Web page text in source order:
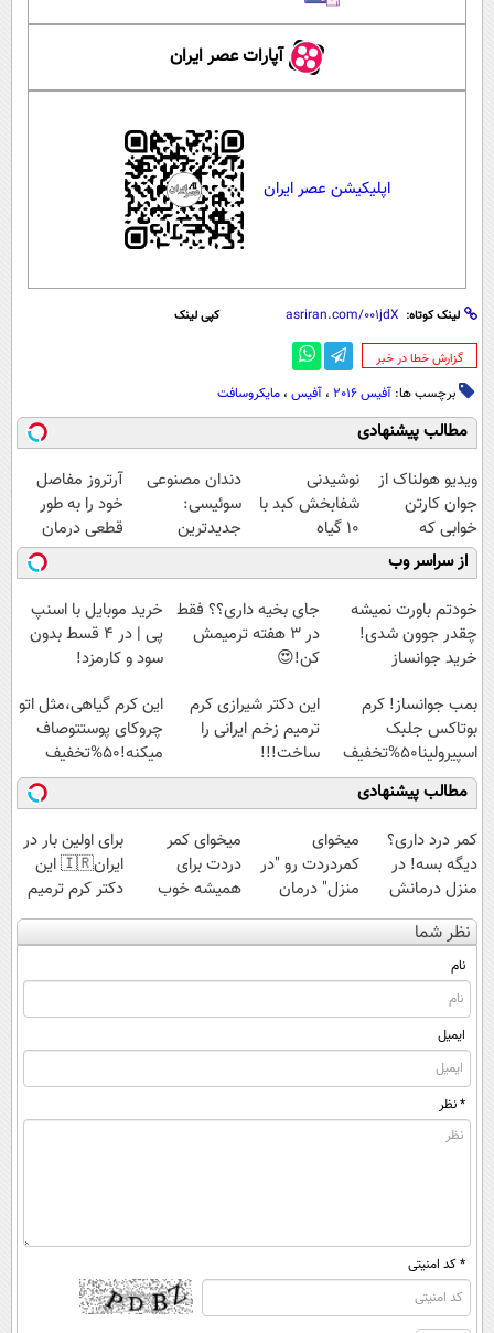
آپارات عصر ایران
اپلیکیشن عصر ایران
لینک کوتاه: کپی لینک
‌گزارش خطا در خبر
برچسب ها: آفیس 2016 ، آفیس ، مایکروسافت
مطالب پیشنهادی
ویدیو هولناک از
جوان کارتن
خوابی که
میلیاردر شد.
آموزش رایگان
نوشیدنی
شفابخش کبد با
10 گیاه
موثر(تخفیف تا
امشب)
دندان مصنوعی
سوئیسی:
جدیدترین
فناوری اروپا،
سبک و مقاوم |
پرداخت قسطی
آرتروز مفاصل
خود را به طور
قطعی درمان
کنید!
◗پرسش‌نامه◖
از سراسر وب
خودتم باورت نمیشه
چقدر جوون شدی!
خرید جوانساز
ویژه
جای بخیه داری؟؟ فقط
در 3 هفته ترمیمش
کن!😍
خرید موبایل با اسنپ
پی | در ۴ قسط بدون
سود و کارمزد!
بمب جوانساز! کرم
بوتاکس جلبک
اسپیرولینا50%تخفیف
این دکتر شیرازی کرم
ترمیم زخم ایرانی را
ساخت!!!
این کرم گیاهی،مثل اتو
چروکای پوستتوصاف
میکنه!50%تخفیف
مطالب پیشنهادی
کمر درد داری؟
دیگه بسه! در
منزل درمانش
کن
(◀پرسش‌نامه)
میخوای
کمردردت رو "در
منزل" درمان
کنی؟ (◂فیلم +
◂پرسش‌نامه)
میخوای کمر
دردت برای
همیشه خوب
شه؟ ◀
پرسش‌نامه رو پر
برای اولین بار در
ایران🇮🇷 این
دکتر کرم ترمیم
کننده 23 روزه
ساخت!
نظر شما
نام
ایمیل
* نظر
* کد امنیتی